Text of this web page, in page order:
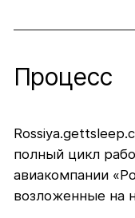
Процесс
полный цикл
авиакомпании
возложенные на